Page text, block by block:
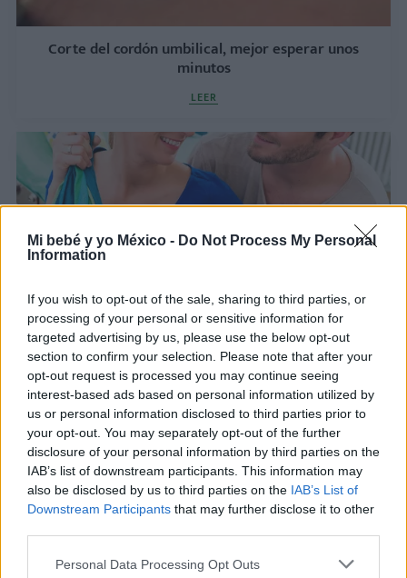
Mi bebé y yo México - Do Not Process My Personal
Information
If you wish to opt-out of the sale, sharing to third parties, or
processing of your personal or sensitive information for
targeted advertising by us, please use the below opt-out
section to confirm your selection. Please note that after your
opt-out request is processed you may continue seeing
interest-based ads based on personal information utilized by
us or personal information disclosed to third parties prior to
your opt-out. You may separately opt-out of the further
disclosure of your personal information by third parties on the
IAB’s list of downstream participants. This information may
also be disclosed by us to third parties on the IAB’s List of
Downstream Participants that may further disclose it to other
Personal Data Processing Opt Outs
Corte del cordón umbilical, mejor esperar unos
minutos
LEER
La inducción del parto: causas y métodos más
efectivos
LEER